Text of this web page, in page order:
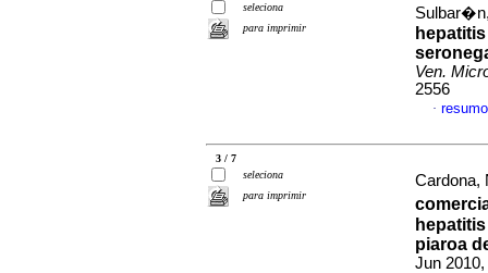
seleciona
para imprimir
Ven.
2556
·
3 / 7
seleciona
para imprimir
Cardona,
piaroa
Jun